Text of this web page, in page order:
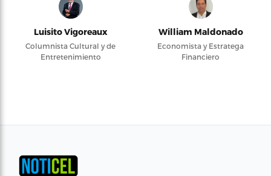
Luisito Vigoreaux
Columnista Cultural y de
Entretenimiento
William Maldonado
Economista y Estratega
Financiero